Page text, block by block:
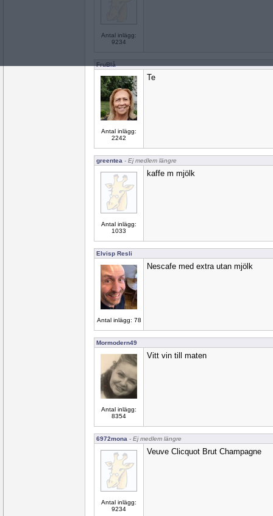
Antal inlägg:
9234
FruBlå
Antal inlägg:
2242
Te
greentea - Ej medlem längre
Antal inlägg:
1033
kaffe m mjölk
Elvisp Resli
Antal inlägg: 78
Nescafe med extra utan mjölk
Mormodern49
Antal inlägg:
8354
Vitt vin till maten
6972mona - Ej medlem längre
Antal inlägg:
9234
Veuve Clicquot Brut Champagne